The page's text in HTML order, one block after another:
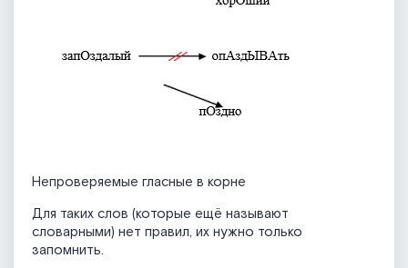
Непроверяемые гласные в корне
Для таких слов (которые ещё называют
словарными) нет правил, их нужно только
запомнить.